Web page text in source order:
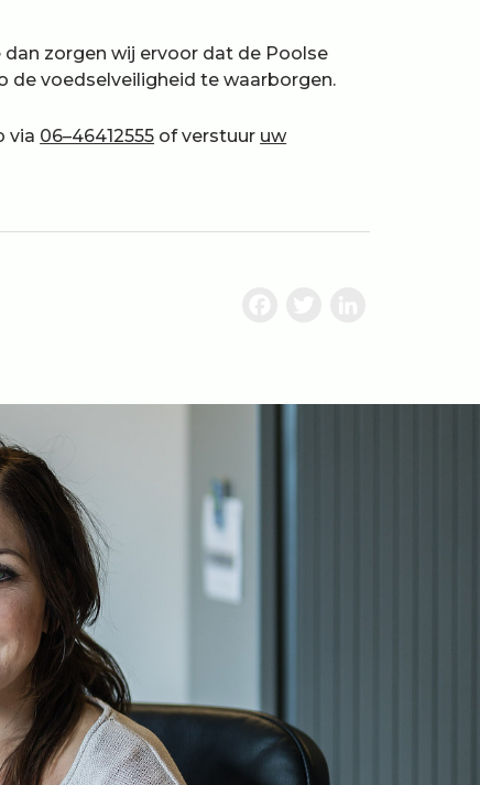
zorgen wij ervoor dat de Poolse
de voedselveiligheid te waarborgen.
via 06–46412555 of verstuur uw